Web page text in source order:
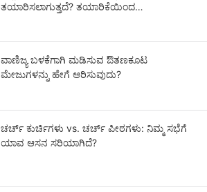
ತಯಾರಿಸಲಾಗುತ್ತದೆ? ತಯಾರಿಕೆಯಿಂದ
ವಾಣಿಜ್ಯ ಬಳಕೆಗಾಗಿ ಮಡಿಸುವ ಔತಣಕೂಟ
ಮೇಜುಗಳನ್ನು ಹೇಗೆ ಆರಿಸುವುದು?
ಚರ್ಚ್ ಕುರ್ಚಿಗಳು vs. ಚರ್ಚ್ ಪೀಠಗಳು: ನಿಮ್ಮ ಸಭೆಗೆ
ಯಾವ ಆಸನ ಸರಿಯಾಗಿದೆ?